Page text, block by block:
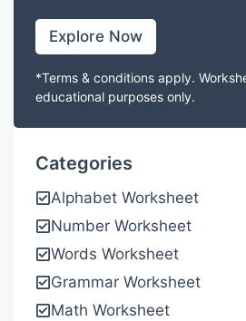
Explore Now
*Terms & conditions apply.
educational purposes only.
Categories
Alphabet Worksheet
Number Worksheet
Words Worksheet
Grammar Worksheet
Math Worksheet